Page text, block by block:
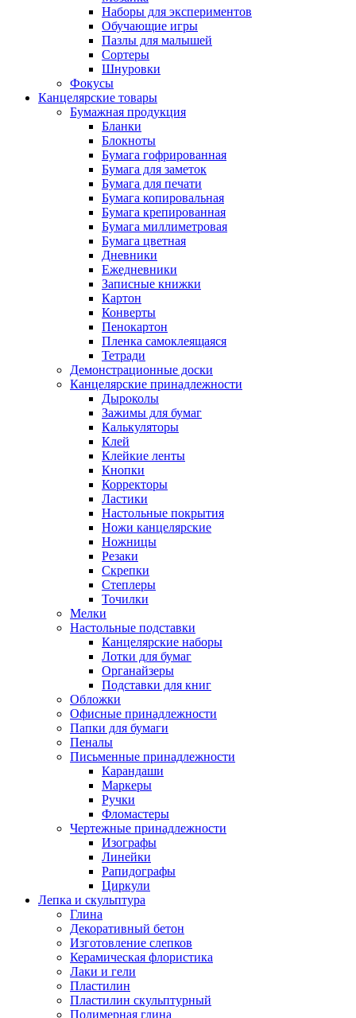
Наборы для экспериментов
Обучающие игры
Пазлы для малышей
Сортеры
Шнуровки
Фокусы
Канцелярские товары
Бумажная продукция
Бланки
Блокноты
Бумага гофрированная
Бумага для заметок
Бумага для печати
Бумага копировальная
Бумага крепированная
Бумага миллиметровая
Бумага цветная
Дневники
Ежедневники
Записные книжки
Картон
Конверты
Пенокартон
Пленка самоклеящаяся
Тетради
Демонстрационные доски
Канцелярские принадлежности
Дыроколы
Зажимы для бумаг
Калькуляторы
Клей
Клейкие ленты
Кнопки
Корректоры
Ластики
Настольные покрытия
Ножи канцелярские
Ножницы
Резаки
Скрепки
Степлеры
Точилки
Мелки
Настольные подставки
Канцелярские наборы
Лотки для бумаг
Органайзеры
Подставки для книг
Обложки
Офисные принадлежности
Папки для бумаги
Пеналы
Письменные принадлежности
Карандаши
Маркеры
Ручки
Фломастеры
Чертежные принадлежности
Изографы
Линейки
Рапидографы
Циркули
Лепка и скульптура
Глина
Декоративный бетон
Изготовление слепков
Керамическая флористика
Лаки и гели
Пластилин
Пластилин скульптурный
Полимерная глина